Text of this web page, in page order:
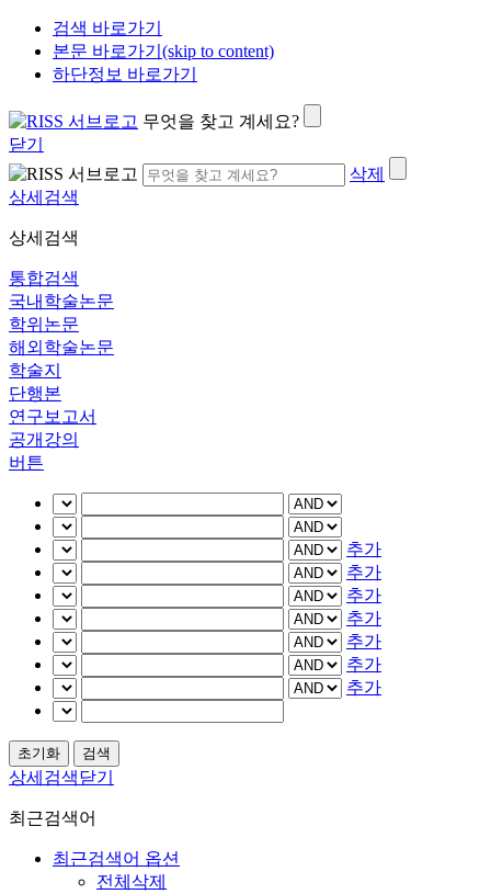
검색 바로가기
본문 바로가기(skip to content)
하단정보 바로가기
무엇을 찾고 계세요?
닫기
삭제
상세검색
상세검색
통합검색
국내학술논문
학위논문
해외학술논문
학술지
단행본
연구보고서
공개강의
버튼
추가
추가
추가
추가
추가
추가
추가
상세검색닫기
최근검색어
최근검색어 옵션
전체삭제